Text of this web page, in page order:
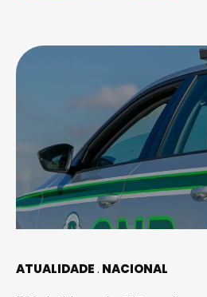
ATUALIDADE NACIONAL